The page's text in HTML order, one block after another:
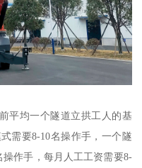
平均一个隧道立拱工人的基
需要8-10名操作手，一个隧
作手，每月人工工资需要8-